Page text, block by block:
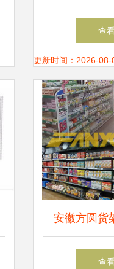
何打造高
查
更新时间：2026-
安徽方圆货
陵，专业打造
查